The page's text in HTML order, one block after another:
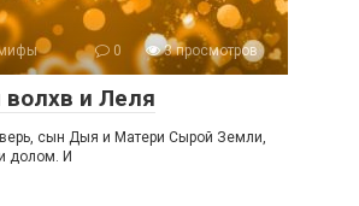
0 3 просмотров
и Леля
сын Дыя и Матери Сырой Земли,
долом. И